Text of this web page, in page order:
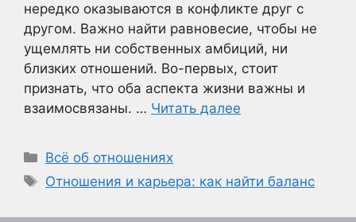
нередко оказываются в конфликте друг с
другом. Важно найти равновесие, чтобы не
ущемлять ни собственных амбиций, ни
близких отношений. Во-первых, стоит
признать, что оба аспекта жизни важны и
взаимосвязаны. … Читать далее
Рубрики
Всё об отношениях
Метки
Отношения и карьера: как найти баланс